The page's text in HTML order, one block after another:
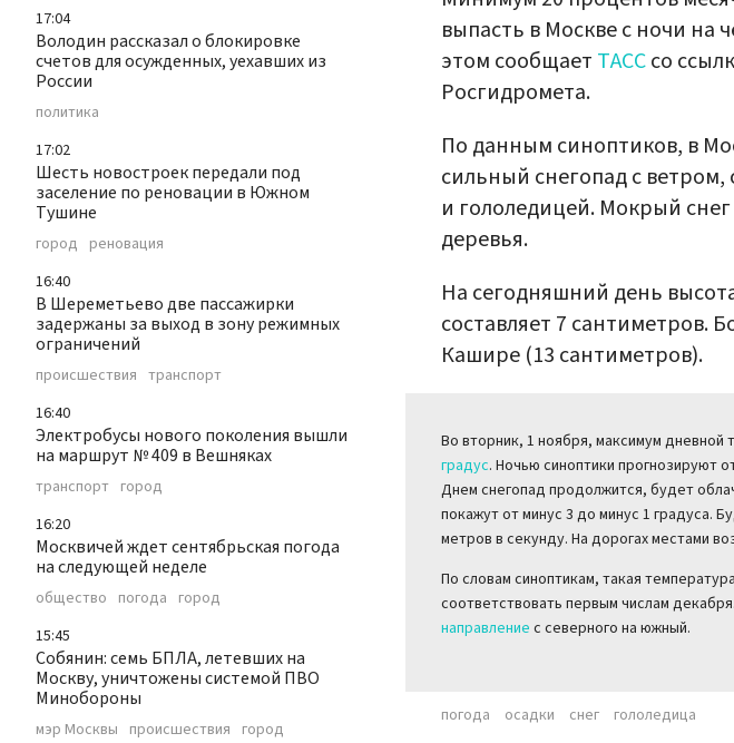
17:04
Володин рассказал о блокировке
счетов для осужденных, уехавших из
России
политика
17:02
Шесть новостроек передали под
заселение по реновации в Южном
Тушине
город реновация
16:40
В Шереметьево две пассажирки
задержаны за выход в зону режимных
ограничений
происшествия транспорт
16:40
Электробусы нового поколения вышли
на маршрут № 409 в Вешняках
транспорт город
16:20
Москвичей ждет сентябрьская погода
на следующей неделе
общество погода город
15:45
Собянин: семь БПЛА, летевших на
Москву, уничтожены системой ПВО
Минобороны
мэр Москвы происшествия город
выпасть в Москве с ночи на
этом сообщает ТАССсо
Росгидромета.
По данным синоптиков, в
сильный снегопад с
и гололедицей. Мокрый
деревья.
На сегодняшний день
составляет 7 сантиметров.
Кашире (13 сантиметров).
Во вторник, 1 ноября, максимум дневной
градус. Ночью синоптики прогнозируют
Днем снегопад продолжится, будет
покажут от минус 3 до минус 1 градуса.
метров в секунду. На дорогах местами
По словам синоптикам, такая
соответствовать первым числам
направление с северного на южный.
погода осадки снег гололедица